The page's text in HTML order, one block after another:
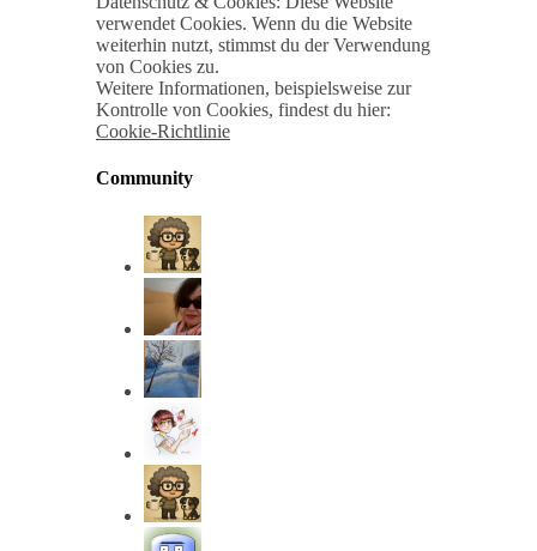
verwendet Cookies. Wenn du die Website
weiterhin nutzt, stimmst du der Verwendung
von Cookies zu.
Weitere Informationen, beispielsweise zur
Kontrolle von Cookies, findest du hier:
Cookie-Richtlinie
Community